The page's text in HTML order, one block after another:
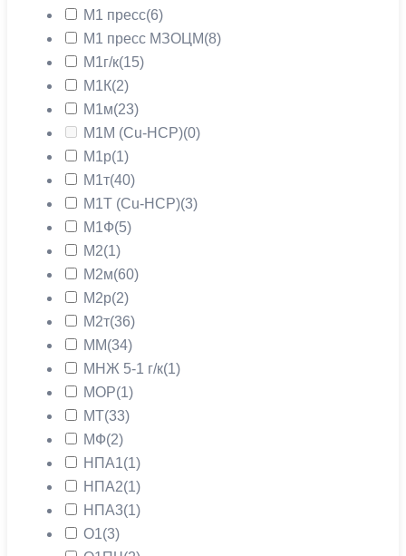
М1 пресс(6)
М1 пресс МЗОЦМ(8)
М1г/к(15)
М1К(2)
М1м(23)
М1М (Cu-HCP)(0)
М1р(1)
М1т(40)
М1Т (Cu-HCP)(3)
М1Ф(5)
М2(1)
М2м(60)
М2р(2)
М2т(36)
ММ(34)
МНЖ 5-1 г/к(1)
МОР(1)
МТ(33)
МФ(2)
НПА1(1)
НПА2(1)
НПА3(1)
О1(3)